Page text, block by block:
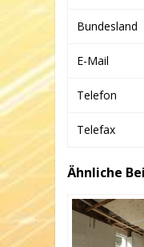
Bundesland
E-Mail
Telefon
Telefax
Ähnliche